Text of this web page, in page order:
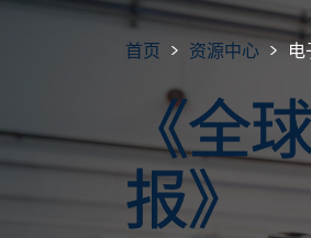
首页 资源中心 电
《全
报》